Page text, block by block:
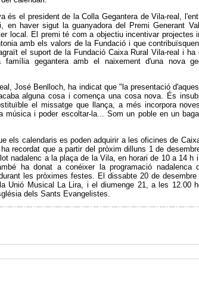
és el president de la Colla Gegantera de Vila-real,
en haver sigut la guanyadora del Premi Generant
local. El premi té com a objectiu incentivar projectes
amb els valors de la Fundació i que
el suport de la Fundació Caixa Rural Vila-real i
gegantera amb el naixement d'una nova
José Benlloch, ha indicat que "la presentació
alguna cosa i comença una cosa nova. És
el missatge que llança, a més incorpora
música i poder escoltar-la... Som un poble en un
els calendaris es poden adquirir a les oficines de
recordat que a partir del pròxim dilluns 1 de
nadalenc a la plaça de la Vila, en horari de 10 a 14 h
ha donat a conéixer la programació nadalenca
les pròximes festes. El dissabte 20 de
Unió Musical La Lira, i el diumenge 21, a les 12.00
dels Sants Evangelistes.